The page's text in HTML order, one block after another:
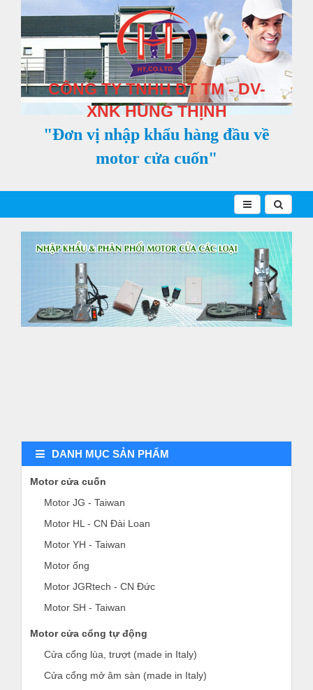
CÔNG TY TNHH ĐT TM - DV-
XNK HÙNG THỊNH
"Đơn vị nhập khẩu hàng đầu về
motor cửa cuốn"
DANH MỤC SẢN PHẨM
Motor cửa cuốn
Motor JG - Taiwan
Motor HL - CN Đài Loan
Motor YH - Taiwan
Motor ống
Motor JGRtech - CN Đức
Motor SH - Taiwan
Motor cửa cổng tự động
Cửa cổng lùa, trượt (made in Italy)
Cửa cổng mở âm sàn (made in Italy)